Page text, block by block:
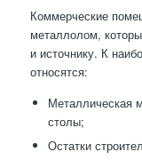
Коммерческие
металлолом,
и источнику. К
относятся:
Металлическая
столы;
Остатки